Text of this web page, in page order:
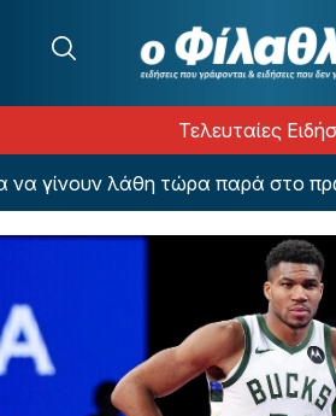
Τελευταίες
γίνουν λάθη τώρα παρά στο